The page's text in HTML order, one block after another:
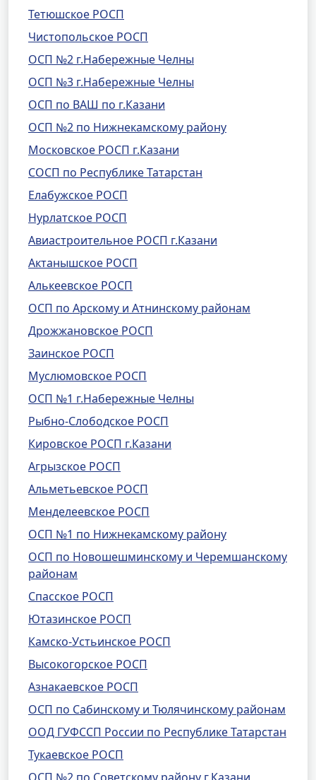
Тетюшское РОСП
Чистопольское РОСП
ОСП №2 г.Набережные Челны
ОСП №3 г.Набережные Челны
ОСП по ВАШ по г.Казани
ОСП №2 по Нижнекамскому району
Московское РОСП г.Казани
СОСП по Республике Татарстан
Елабужское РОСП
Нурлатское РОСП
Авиастроительное РОСП г.Казани
Актанышское РОСП
Алькеевское РОСП
ОСП по Арскому и Атнинскому районам
Дрожжановское РОСП
Заинское РОСП
Муслюмовское РОСП
ОСП №1 г.Набережные Челны
Рыбно-Слободское РОСП
Кировское РОСП г.Казани
Агрызское РОСП
Альметьевское РОСП
Менделеевское РОСП
ОСП №1 по Нижнекамскому району
ОСП по Новошешминскому и Черемшанскому
районам
Спасское РОСП
Ютазинское РОСП
Камско-Устьинское РОСП
Высокогорское РОСП
Азнакаевское РОСП
ОСП по Сабинскому и Тюлячинскому районам
ООД ГУФССП России по Республике Татарстан
Тукаевское РОСП